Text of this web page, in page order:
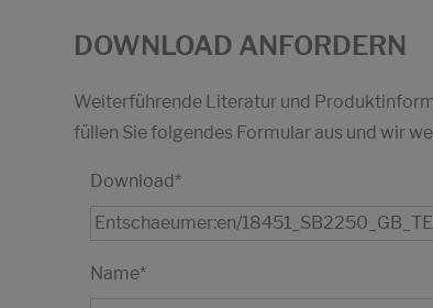
DOWNLOAD ANFORDERN
Weiterführende Literatur und
füllen Sie folgendes Formular aus und wir
Download*
Name*